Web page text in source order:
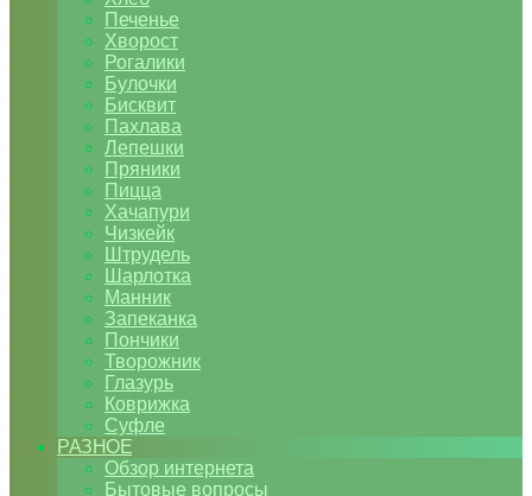
Печенье
Хворост
Рогалики
Булочки
Бисквит
Пахлава
Лепешки
Пряники
Пицца
Хачапури
Чизкейк
Штрудель
Шарлотка
Манник
Запеканка
Пончики
Творожник
Глазурь
Коврижка
Суфле
РАЗНОЕ
Обзор интернета
Бытовые вопросы